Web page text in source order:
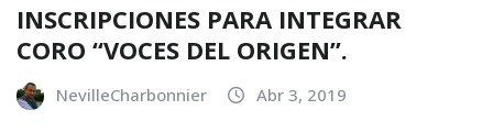
INSCRIPCIONES PARA INTEGRAR
CORO “VOCES DEL ORIGEN”.
NevilleCharbonnier Abr 3, 2019